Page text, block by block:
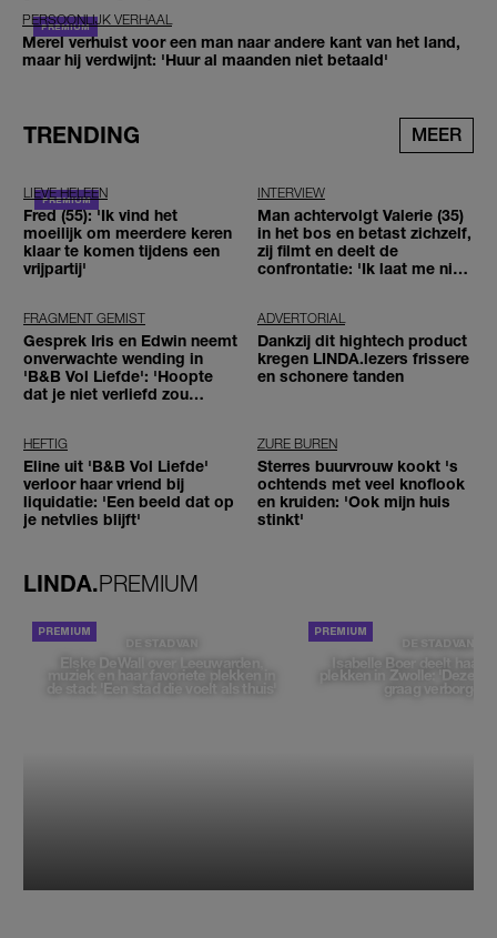
PERSOONLIJK VERHAAL
Merel verhuist voor een man naar andere kant van het land,
maar hij verdwijnt: 'Huur al maanden niet betaald'
TRENDING MEER
LIEVE HELEEN
Fred (55): 'Ik vind het
moeilijk om meerdere keren
klaar te komen tijdens een
vrijpartij'
INTERVIEW
Man achtervolgt Valerie (35)
in het bos en betast zichzelf,
zij filmt en deelt de
confrontatie: 'Ik laat me niet
FRAGMENT GEMIST
Gesprek Iris en Edwin neemt
onverwachte wending in
'B&B Vol Liefde': 'Hoopte
dat je niet verliefd zou
ADVERTORIAL
Dankzij dit hightech product
kregen LINDA.lezers frissere
en schonere tanden
HEFTIG
Eline uit 'B&B Vol Liefde'
verloor haar vriend bij
liquidatie: 'Een beeld dat op
je netvlies blijft'
ZURE BUREN
Sterres buurvrouw kookt 's
ochtends met veel knoflook
en kruiden: 'Ook mijn huis
stinkt'
LINDA.PREMIUM
DE STAD VAN
Elske DeWall over Leeuwarden,
muziek en haar favoriete plekken in
de stad: 'Een stad die voelt als thuis'
DE STAD VAN
Isabelle Boer deelt haar
plekken in Zwolle: 'Deze
graag verborgen'